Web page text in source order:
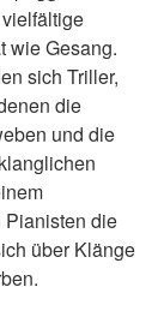
wie Gesang.
sich Triller,
die
und die
Pianisten die
über Klänge